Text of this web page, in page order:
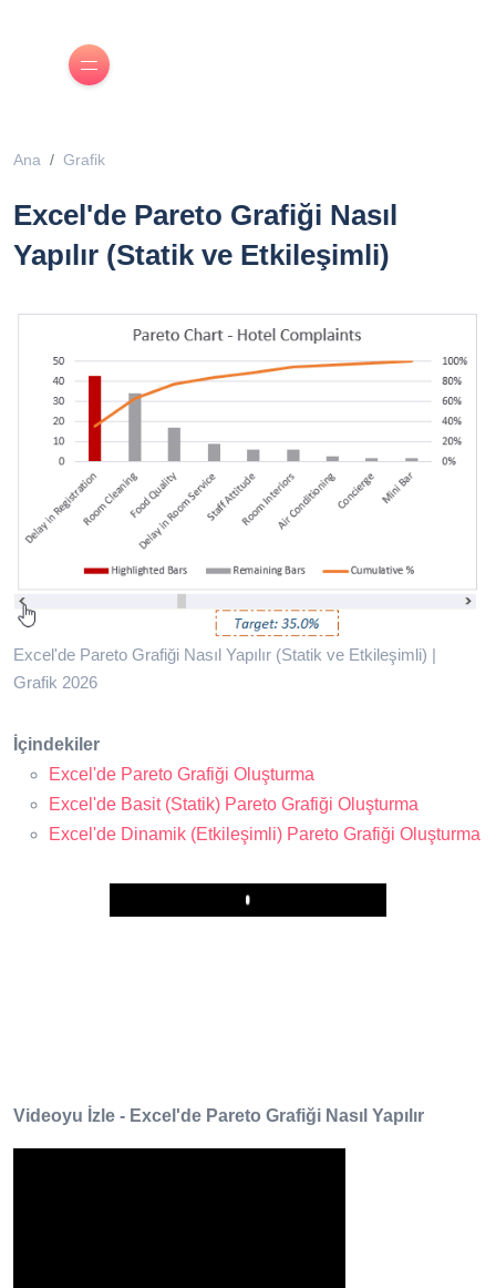
Ana Grafik
Excel'de Pareto Grafiği Nasıl
Yapılır (Statik ve Etkileşimli)
Excel'de Pareto Grafiği Nasıl Yapılır (Statik ve Etkileşimli) |
Grafik 2026
İçindekiler
Excel'de Pareto Grafiği Oluşturma
Excel'de Basit (Statik) Pareto Grafiği Oluşturma
Excel'de Dinamik (Etkileşimli) Pareto Grafiği Oluşturma
Play
Videoyu İzle - Excel'de Pareto Grafiği Nasıl Yapılır